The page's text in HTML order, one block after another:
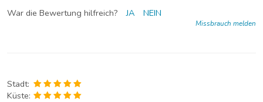
War die Bewertung hilfreich? JA NEIN
Missbrauch melden
Stadt:
Küste: